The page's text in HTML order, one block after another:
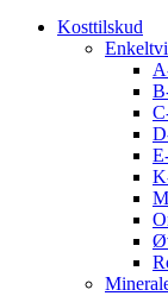
Kosttilskud